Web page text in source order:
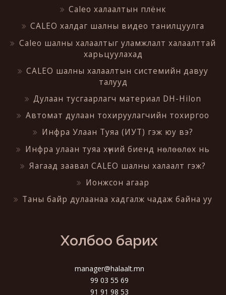
Caleo халаалтын плёнк
CALEO халдаг шалны видео танилцуулга
Caleo шалны халаалтыг уламжлалт халаалттай
харьцуулахад
CALEO шалны халаалтын системийн давуу
талууд
Дулаан тусгаарлагч материал DH-Hilon
Автомат дулаан тохируулагчийн тохиргоо
Инфра Улаан Туяа (ИУТ) гэж юу вэ?
Инфра улаан туяа хүний биенд нөлөөлөх нь
Яагаад заавал CALEO шалны халаалт гэж?
Ионжсон агаар
Таны байр дулаанаа хадгалж чадаж байна уу
Холбоо барих
manager@halaalt.mn
99 03 55 69
91 91 98 53